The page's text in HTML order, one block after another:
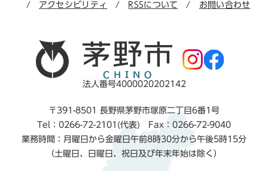
アクセシビリティ RSSについて お問い合わせ
法人番号4000020202142
〒391-8501 長野県茅野市塚原二丁目6番1号
Tel：0266-72-2101(代表) Fax：0266-72-9040
業務時間：月曜日から金曜日午前8時30分から午後5時15分
（土曜日、日曜日、祝日及び年末年始は除く）